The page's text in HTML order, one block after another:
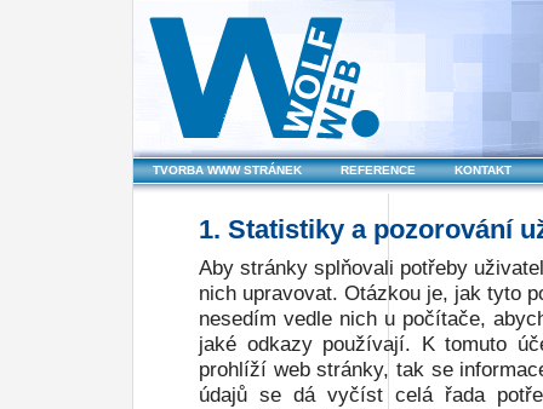
TVORBA WWW STRÁNEK REFERENCE KONTAKT
1. Statistiky a pozorování
Aby stránky splňovali potřeby
nich upravovat. Otázkou je, jak tyto
nesedím vedle nich u počítače,
jaké odkazy používají. K tomuto
prohlíží web stránky, tak se
údajů se dá vyčíst celá řada